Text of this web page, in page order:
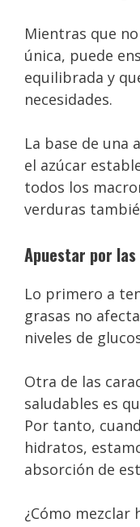
Mientras que
única, puede
equilibrada y
necesidades.
La base de una
el azúcar
todos los
verduras
Apuestar por
Lo primero a
grasas no
niveles de
Otra de las
saludables es
Por tanto,
hidratos,
absorción de
¿Cómo mezclar